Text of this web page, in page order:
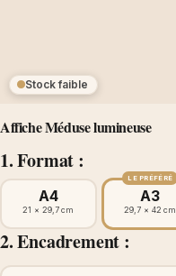
Affiche Méduse lumineuse
1. Format :
Stock faible
A4
21 × 29,7 cm
LE PRÉFÉRÉ
A3
29,7 × 42 cm
2. Encadrement :